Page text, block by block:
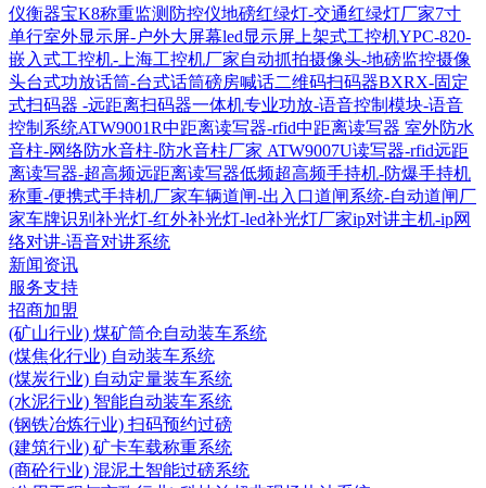
仪衡器宝K8称重监测防控仪地磅红绿灯-交通红绿灯厂家7寸
单行室外显示屏-户外大屏幕led显示屏上架式工控机YPC-820-
嵌入式工控机-上海工控机厂家自动抓拍摄像头-地磅监控摄像
头台式功放话筒-台式话筒磅房喊话二维码扫码器BXRX-固定
式扫码器 -远距离扫码器一体机专业功放-语音控制模块-语音
控制系统ATW9001R中距离读写器-rfid中距离读写器 室外防水
音柱-网络防水音柱-防水音柱厂家 ATW9007U读写器-rfid远距
离读写器-超高频远距离读写器低频超高频手持机-防爆手持机
称重-便携式手持机厂家车辆道闸-出入口道闸系统-自动道闸厂
家车牌识别补光灯-红外补光灯-led补光灯厂家ip对讲主机-ip网
络对讲-语音对讲系统
新闻资讯
服务支持
招商加盟
(矿山行业) 煤矿筒仓自动装车系统
(煤焦化行业) 自动装车系统
(煤炭行业) 自动定量装车系统
(水泥行业) 智能自动装车系统
(钢铁冶炼行业) 扫码预约过磅
(建筑行业) 矿卡车载称重系统
(商砼行业) 混泥土智能过磅系统